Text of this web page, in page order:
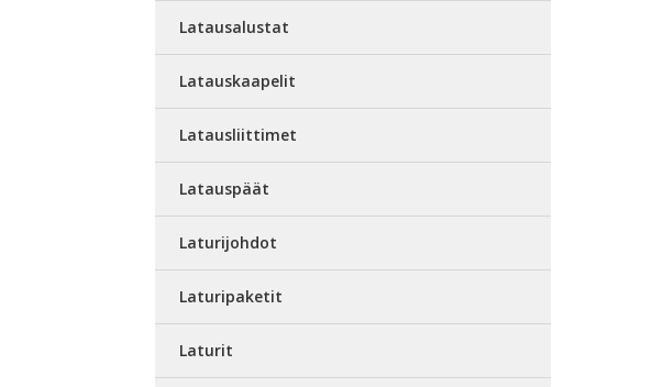
Latausalustat
Latauskaapelit
Latausliittimet
Latauspäät
Laturijohdot
Laturipaketit
Laturit